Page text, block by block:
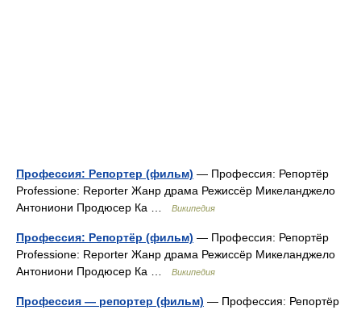
Профессия: Репортер (фильм) — Профессия: Репортёр
Professione: Reporter Жанр драма Режиссёр Микеланджело
Антониони Продюсер Ка …
Википедия
Профессия: Репортёр (фильм) — Профессия: Репортёр
Professione: Reporter Жанр драма Режиссёр Микеланджело
Антониони Продюсер Ка …
Википедия
Профессия — репортер (фильм) — Профессия: Репортёр